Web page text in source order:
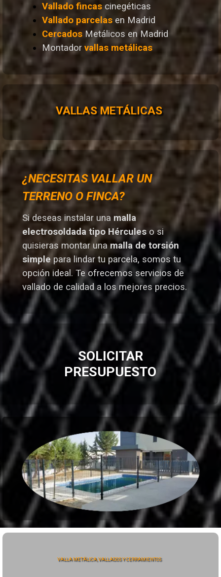
Vallado fincas cinegéticas
Vallado parcelas en Madrid
Cercados Metálicos en Madrid
Montador vallas metálicas
VALLAS METÁLICAS
¿NECESITAS VALLAR UN
TERRENO O FINCA?
Si deseas instalar una malla
electrosoldada tipo Hércules o si
quisieras montar unamalla de torsión
simple para lindar tu parcela, somos tu
opción ideal. Te ofrecemos servicios de
vallado de calidad a los mejores precios.
SOLICITAR
PRESUPUESTO
VALLA METÁLICA, VALLADOS Y CERRAMIENTOS